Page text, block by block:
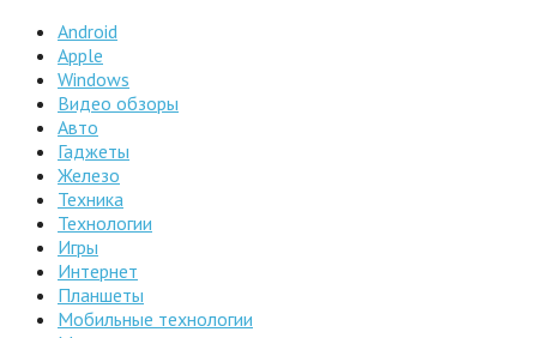
Android
Apple
Windows
Видео обзоры
Авто
Гаджеты
Железо
Техника
Технологии
Игры
Интернет
Планшеты
Мобильные технологии